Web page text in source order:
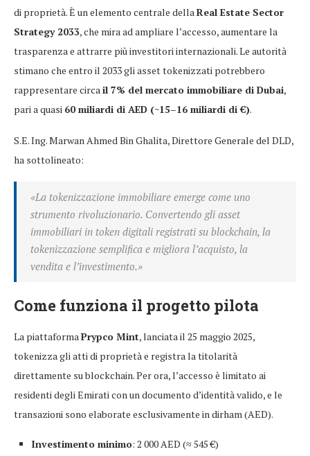
di proprietà. È un elemento centrale della Real Estate Sector
Strategy 2033, che mira ad ampliare l’accesso, aumentare la
trasparenza e attrarre più investitori internazionali. Le autorità
stimano che entro il 2033 gli asset tokenizzati potrebbero
rappresentare circa il 7% del mercato immobiliare di Dubai,
pari a quasi 60 miliardi di AED (~15–16 miliardi di €).
S.E. Ing. Marwan Ahmed Bin Ghalita, Direttore Generale del DLD,
ha sottolineato:
«La tokenizzazione immobiliare emerge come uno
strumento rivoluzionario. Convertendo gli asset
immobiliari in token digitali registrati su blockchain, la
tokenizzazione semplifica e migliora l’acquisto, la
vendita e l’investimento.»
Come funziona il progetto pilota
La piattaforma Prypco Mint, lanciata il 25 maggio 2025,
tokenizza gli atti di proprietà e registra la titolarità
direttamente su blockchain. Per ora, l’accesso è limitato ai
residenti degli Emirati con un documento d’identità valido, e le
transazioni sono elaborate esclusivamente in dirham (AED).
Investimento minimo: 2 000 AED (≈ 545 €)